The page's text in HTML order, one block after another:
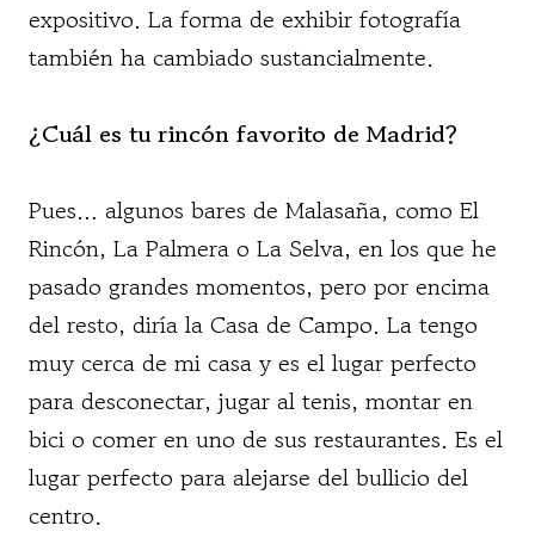
expositivo. La forma de exhibir fotografía
también ha cambiado sustancialmente.
¿Cuál es tu rincón favorito de Madrid?
Pues… algunos bares de Malasaña, como El
Rincón, La Palmera o La Selva, en los que he
pasado grandes momentos, pero por encima
del resto, diría la Casa de Campo. La tengo
muy cerca de mi casa y es el lugar perfecto
para desconectar, jugar al tenis, montar en
bici o comer en uno de sus restaurantes. Es el
lugar perfecto para alejarse del bullicio del
centro.